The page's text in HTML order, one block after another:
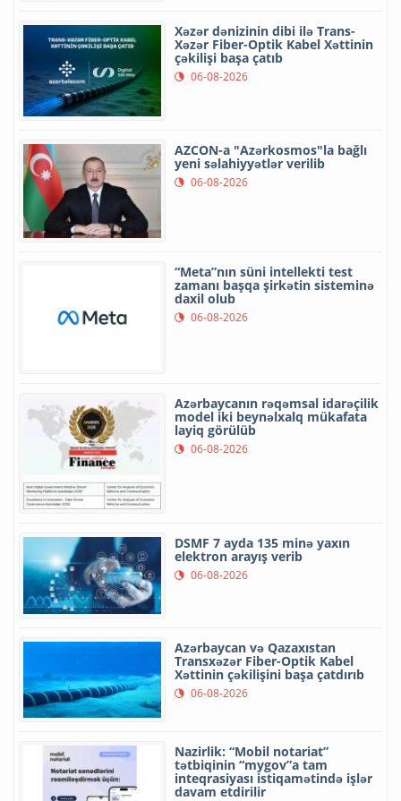
Xəzər dənizinin dibi ilə Trans-
Xəzər Fiber-Optik Kabel Xəttinin
çəkilişi başa çatıb
06-08-2026
AZCON-a "Azərkosmos"la bağlı
yeni səlahiyyətlər verilib
06-08-2026
“Meta”nın süni intellekti test
zamanı başqa şirkətin sisteminə
daxil olub
06-08-2026
Azərbaycanın rəqəmsal idarəçilik
model iki beynəlxalq mükafata
layiq görülüb
06-08-2026
DSMF 7 ayda 135 minə yaxın
elektron arayış verib
06-08-2026
Azərbaycan və Qazaxıstan
Transxəzər Fiber-Optik Kabel
Xəttinin çəkilişini başa çatdırıb
06-08-2026
Nazirlik: “Mobil notariat”
tətbiqinin “mygov”a tam
inteqrasiyası istiqamətində işlər
davam etdirilir